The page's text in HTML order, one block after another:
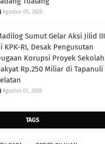
Agustus 05, 2026
Sumut Gelar Aksi Jilid III
KPK-RI, Desak Pengusutan
Korupsi Proyek Sekolah
Rp.250 Miliar di Tapanuli
Agustus 01, 2026
TAGS